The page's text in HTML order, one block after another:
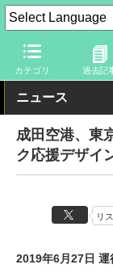
カテゴリ 過去記
トラベル Watch 旅
ニュース
成田空港、東
ク応援デザイ
リ
2019年6月27日 運